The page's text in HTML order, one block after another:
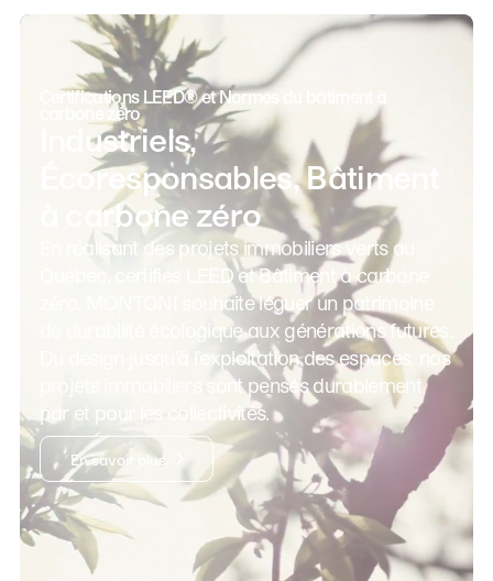
Certifications LEED® et Normes du bâtiment à
carbone zéro
Industriels,
Écoresponsables, Bâtiment
à carbone zéro
En réalisant des projets immobiliers verts au
Québec, certifiés LEED et Bâtiment à carbone
zéro, MONTONI souhaite léguer un patrimoine
de durabilité écologique aux générations futures.
Du design jusqu’à l’exploitation des espaces, nos
projets immobiliers sont pensés durablement
par et pour les collectivités.
En savoir plus